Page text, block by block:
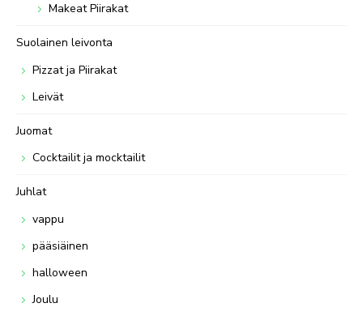
Makeat Piirakat
Suolainen leivonta
Pizzat ja Piirakat
Leivät
Juomat
Cocktailit ja mocktailit
Juhlat
vappu
pääsiäinen
halloween
Joulu